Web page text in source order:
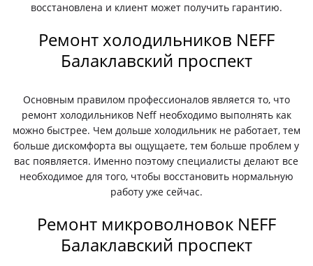
восстановлена и клиент может получить гарантию.
Ремонт холодильников NEFF
Балаклавский проспект
Основным правилом профессионалов является то, что
ремонт холодильников Neff необходимо выполнять как
можно быстрее. Чем дольше холодильник не работает, тем
больше дискомфорта вы ощущаете, тем больше проблем у
вас появляется. Именно поэтому специалисты делают все
необходимое для того, чтобы восстановить нормальную
работу уже сейчас.
Ремонт микроволновок NEFF
Балаклавский проспект